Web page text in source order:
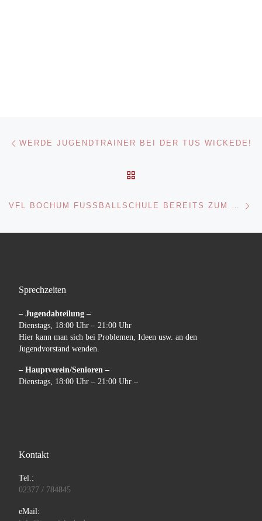
Beitragsnavigation
WERDE JUGENDTRAINER BEI DER TUS WICKEDE!
VFL BOCHUM FUSSBALLSCHULE BEREITS ZUM 4. MAL ZU GAST IN WICKEDE
Sprechzeiten
– Jugendabteilung –
Dienstags, 18:00 Uhr – 21:00 Uhr
Hier kann man sich bei Problemen, Ideen usw. an den
Jugendvorstand wenden.
– Hauptverein/Senioren –
Dienstags, 18:00 Uhr – 21:00 Uhr –
Kontakt
Tel.:
02377 / 784845
eMail: